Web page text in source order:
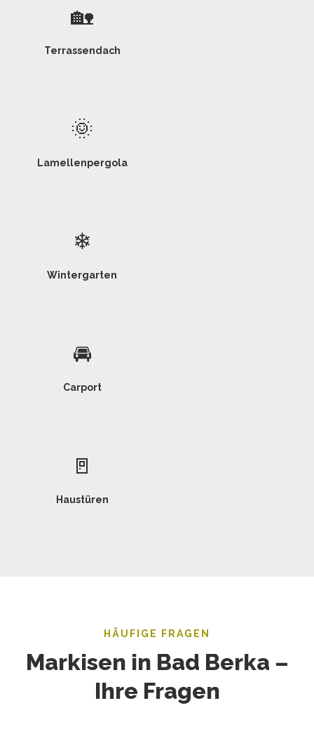
🏡
Terrassendach
🌞
Lamellenpergola
❄
Wintergarten
🚘
Carport
🚪
Haustüren
HÄUFIGE FRAGEN
Markisen in Bad Berka –
Ihre Fragen